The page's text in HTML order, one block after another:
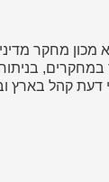
מכון מחקר
במחקרים,
קהל בארץ